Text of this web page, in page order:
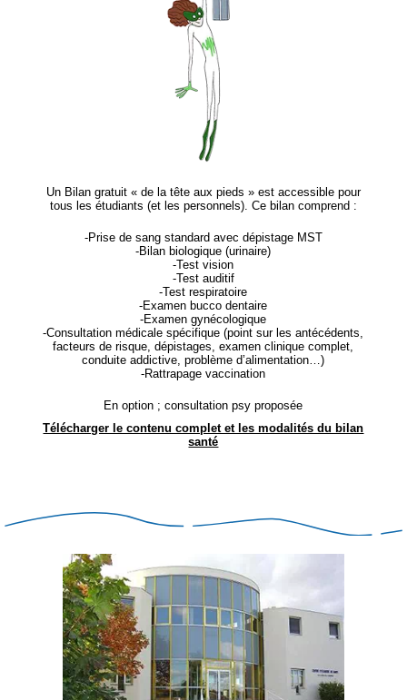
Un Bilan gratuit « de la tête aux pieds » est accessible pour
tous les étudiants (et les personnels). Ce bilan comprend :
-Prise de sang standard avec dépistage MST
-Bilan biologique (urinaire)
-Test vision
-Test auditif
-Test respiratoire
-Examen bucco dentaire
-Examen gynécologique
-Consultation médicale spécifique (point sur les antécédents,
facteurs de risque, dépistages, examen clinique complet,
conduite addictive, problème d’alimentation…)
-Rattrapage vaccination
En option ; consultation psy proposée
Télécharger le contenu complet et les modalités du bilan
santé